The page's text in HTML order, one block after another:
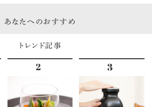
あなたへのおすすめ
トレンド記事